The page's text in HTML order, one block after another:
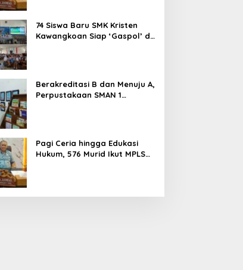
74 Siswa Baru SMK Kristen
Kawangkoan Siap ‘Gaspol’ di
Berakreditasi B dan Menuju A,
Perpustakaan SMAN 1
Pagi Ceria hingga Edukasi
Hukum, 576 Murid Ikut MPLS